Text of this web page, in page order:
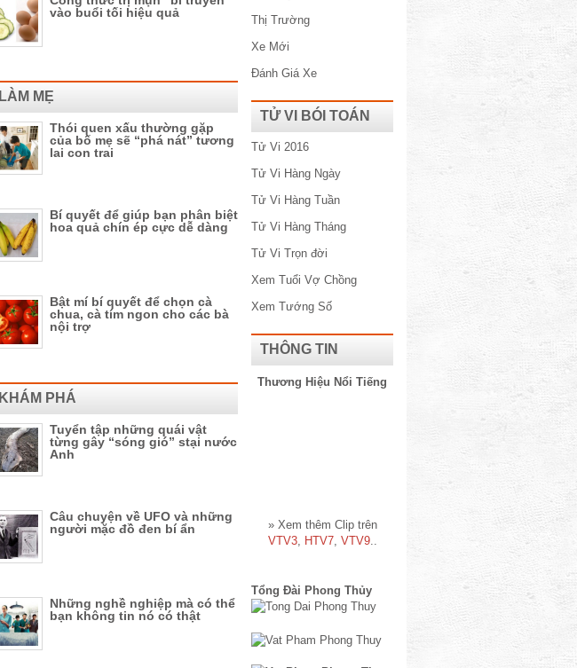
vào buổi tối hiệu quả
LÀM MẸ
Thói quen xấu thường gặp
của bố mẹ sẽ “phá nát” tương
lai con trai
Bí quyết để giúp bạn phân biệt
hoa quả chín ép cực dễ dàng
Bật mí bí quyết để chọn cà
chua, cà tím ngon cho các bà
nội trợ
KHÁM PHÁ
Tuyển tập những quái vật
từng gây “sóng gió” stại nước
Anh
Câu chuyện về UFO và những
người mặc đồ đen bí ẩn
Những nghề nghiệp mà có thể
bạn không tin nó có thật
Thị Trường
Xe Mới
Đánh Giá Xe
TỬ VI BÓI TOÁN
Tử Vi 2016
Tử Vi Hàng Ngày
Tử Vi Hàng Tuần
Tử Vi Hàng Tháng
Tử Vi Trọn đời
Xem Tuổi Vợ Chồng
Xem Tướng Số
THÔNG TIN
Thương Hiệu Nổi Tiếng​
» Xem thêm Clip trên
VTV3, HTV7, VTV9..
Tổng Đài Phong Thủy